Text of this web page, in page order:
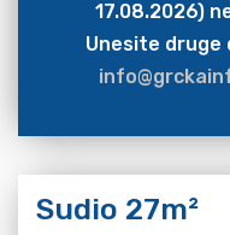
17.08.2026)
Unesite druge
Sudio 27m²